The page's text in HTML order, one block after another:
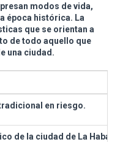
modos de vida,
época histórica. La
que se orientan a
de todo aquello que
una ciudad.
en riesgo.
de la ciudad de La